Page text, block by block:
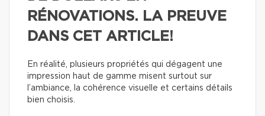
RÉNOVATIONS. LA PREUVE
DANS CET ARTICLE!
En réalité, plusieurs propriétés qui dégagent une
impression haut de gamme misent surtout sur
l’ambiance, la cohérence visuelle et certains détails
bien choisis.